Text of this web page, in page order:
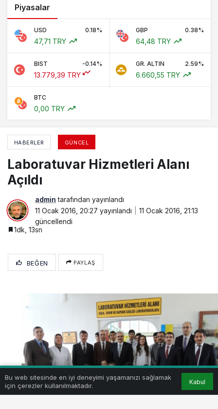
Piyasalar
USD 0.18%
47,71 TRY
GBP 0.38%
64,48 TRY
BIST -0.14%
13.779,39 TRY
GR. ALTIN 2.59%
6.660,55 TRY
BTC
0,00 TRY
HABERLER GÜNCEL
Laboratuvar Hizmetleri Alanı
Açıldı
admin tarafından yayınlandı
11 Ocak 2016, 20:27 yayınlandı
11 Ocak 2016, 21:13
güncellendi
1dk, 13sn
BEĞEN PAYLAŞ
Bu web sitesinde en iyi deneyimi yaşamanızı sağlamak
için çerezler kullanılmaktadır.
Kabul